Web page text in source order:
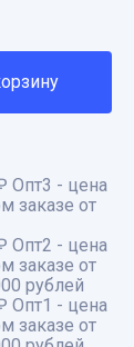
Опт3 - цена
заказе от
Опт2 - цена
заказе от
рублей
Опт1 - цена
заказе от